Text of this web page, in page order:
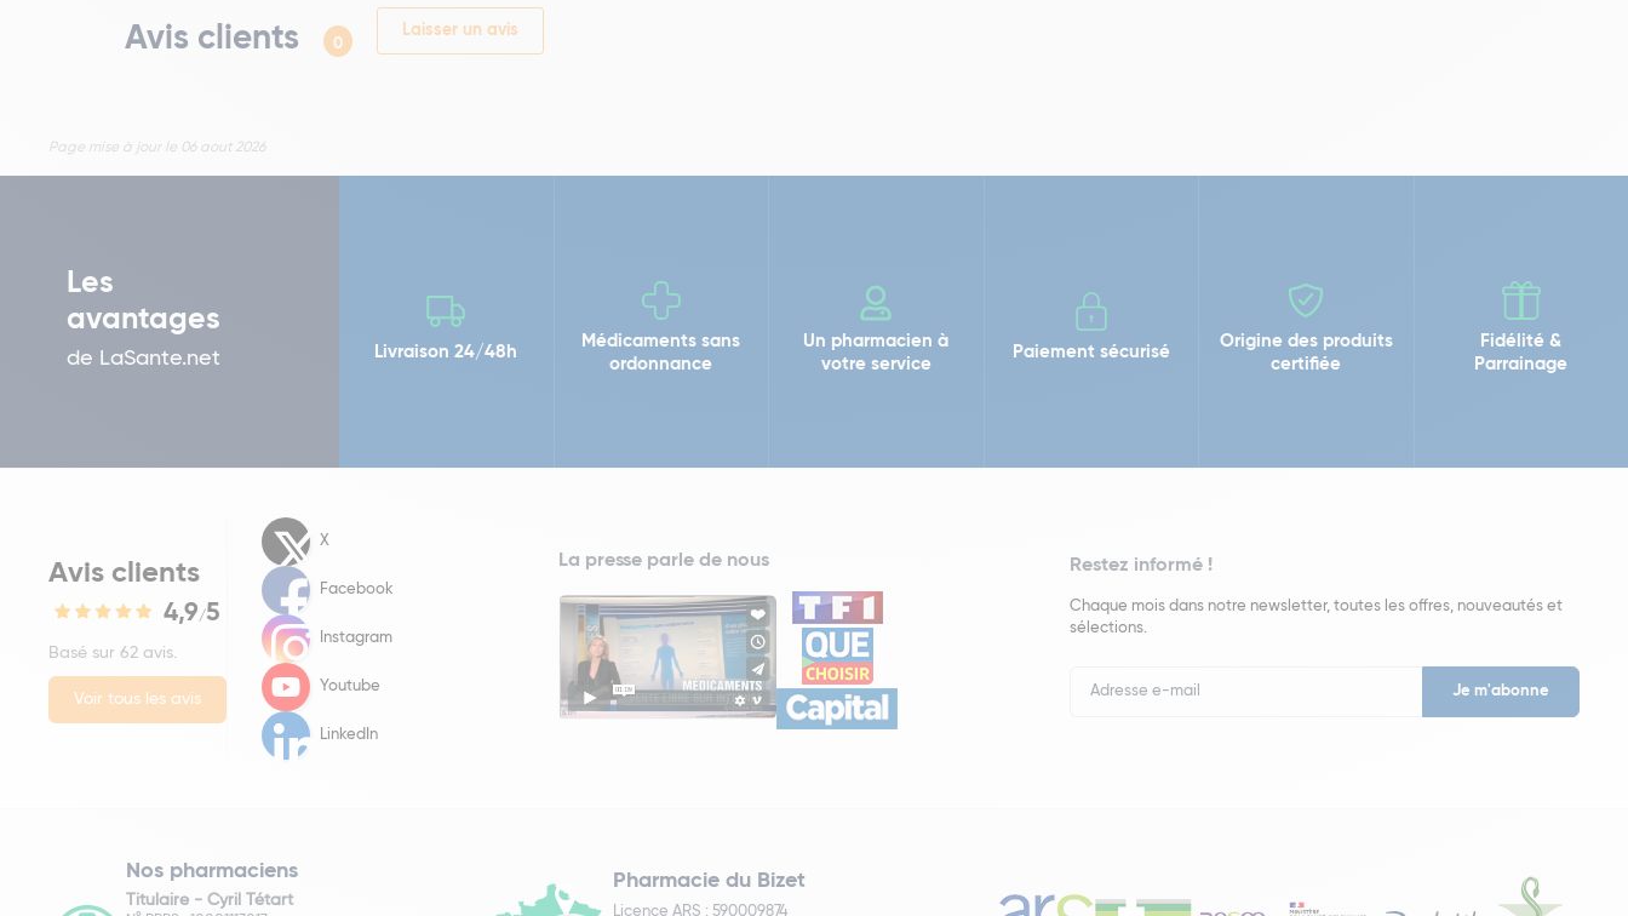
Avis clients 0
Laisser un avis
Page mise à jour le 06 aout 2026
Les
avantages
de LaSante.net Livraison 24/48h
Médicaments sans
ordonnance
Un pharmacien à
votre service
Paiement sécurisé
Origine des produits
certifiée
Fidélité &
Parrainage
Avis clients
4,9/5
Basé sur 62 avis.
Voir tous les avis
X
Facebook
Instagram
Youtube
LinkedIn
La presse parle de nous Restez informé !
Chaque mois dans notre newsletter, toutes les offres, nouveautés et
sélections.
Newsletter
Nos pharmaciens
Titulaire - Cyril Tétart
Pharmacie du Bizet
Licence ARS : 590009874